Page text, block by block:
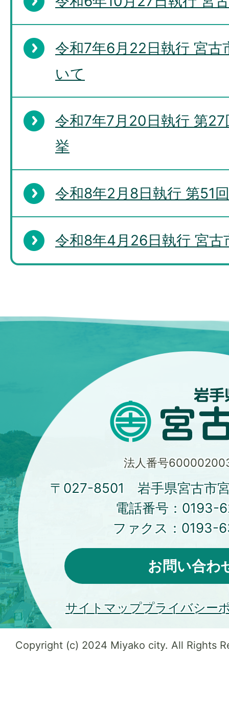
令和7年6月22日執行 宮古
いて
令和7年7月20日執行 第
挙
令和8年2月8日執行 第51
令和8年4月26日執行 宮古
法人番号
〒027-8501 岩手県宮古市
電話番号： 0193-
ファクス： 0193-
お問い合わ
サイトマッププライバシー
Copyright (c) 2024 Miyako city. All Rights